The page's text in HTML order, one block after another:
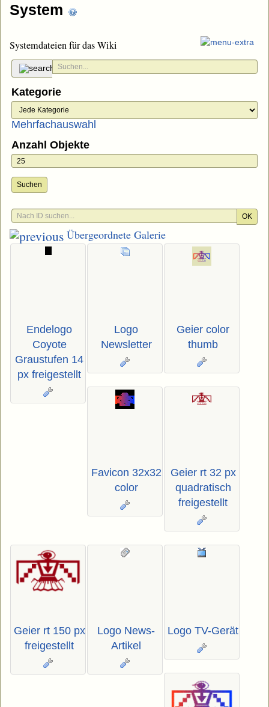
System
Systemdateien für das Wiki
Kategorie
Mehrfachauswahl
Anzahl Objekte
Suchen
OK
Übergeordnete Galerie
Endelogo
Coyote
Graustufen 14
px freigestellt
Logo
Newsletter
Geier color
thumb
Favicon 32x32
color
Geier rt 32 px
quadratisch
freigestellt
Geier rt 150 px
freigestellt
Logo News-
Artikel
Logo TV-Gerät